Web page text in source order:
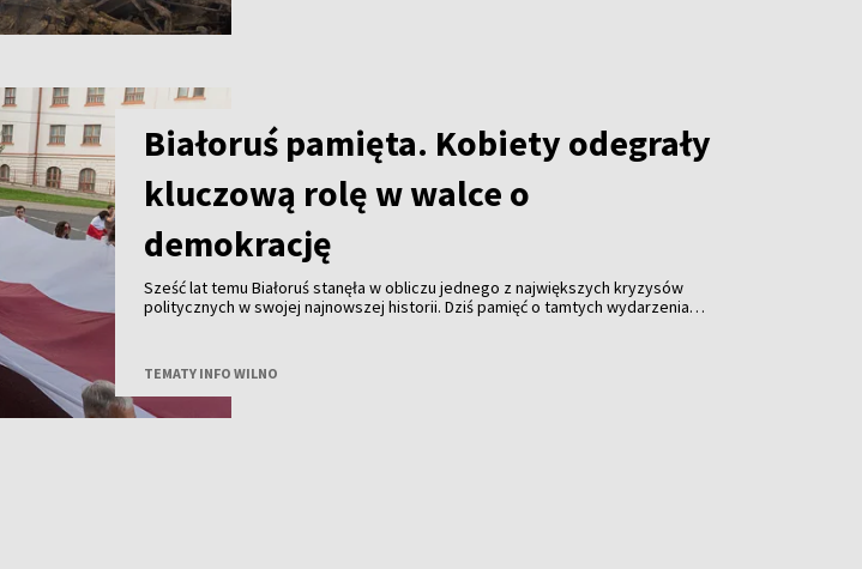
Białoruś pamięta. Kobiety odegrały
kluczową rolę w walce o
demokrację
Sześć lat temu Białoruś stanęła w obliczu jednego z największych kryzysów
politycznych w swojej najnowszej historii. Dziś pamięć o tamtych wydarzeniach
TEMATY INFO WILNO